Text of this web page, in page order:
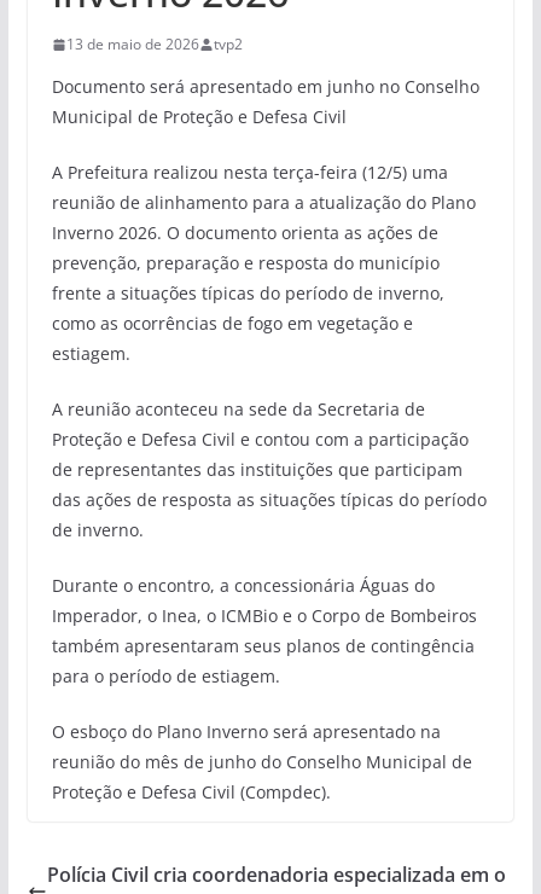
13 de maio de 2026 tvp2
Documento será apresentado em junho no Conselho
Municipal de Proteção e Defesa Civil
A Prefeitura realizou nesta terça-feira (12/5) uma
reunião de alinhamento para a atualização do Plano
Inverno 2026. O documento orienta as ações de
prevenção, preparação e resposta do município
frente a situações típicas do período de inverno,
como as ocorrências de fogo em vegetação e
estiagem.
A reunião aconteceu na sede da Secretaria de
Proteção e Defesa Civil e contou com a participação
de representantes das instituições que participam
das ações de resposta as situações típicas do período
de inverno.
Durante o encontro, a concessionária Águas do
Imperador, o Inea, o ICMBio e o Corpo de Bombeiros
também apresentaram seus planos de contingência
para o período de estiagem.
O esboço do Plano Inverno será apresentado na
reunião do mês de junho do Conselho Municipal de
Proteção e Defesa Civil (Compdec).
Polícia Civil cria coordenadoria especializada em o